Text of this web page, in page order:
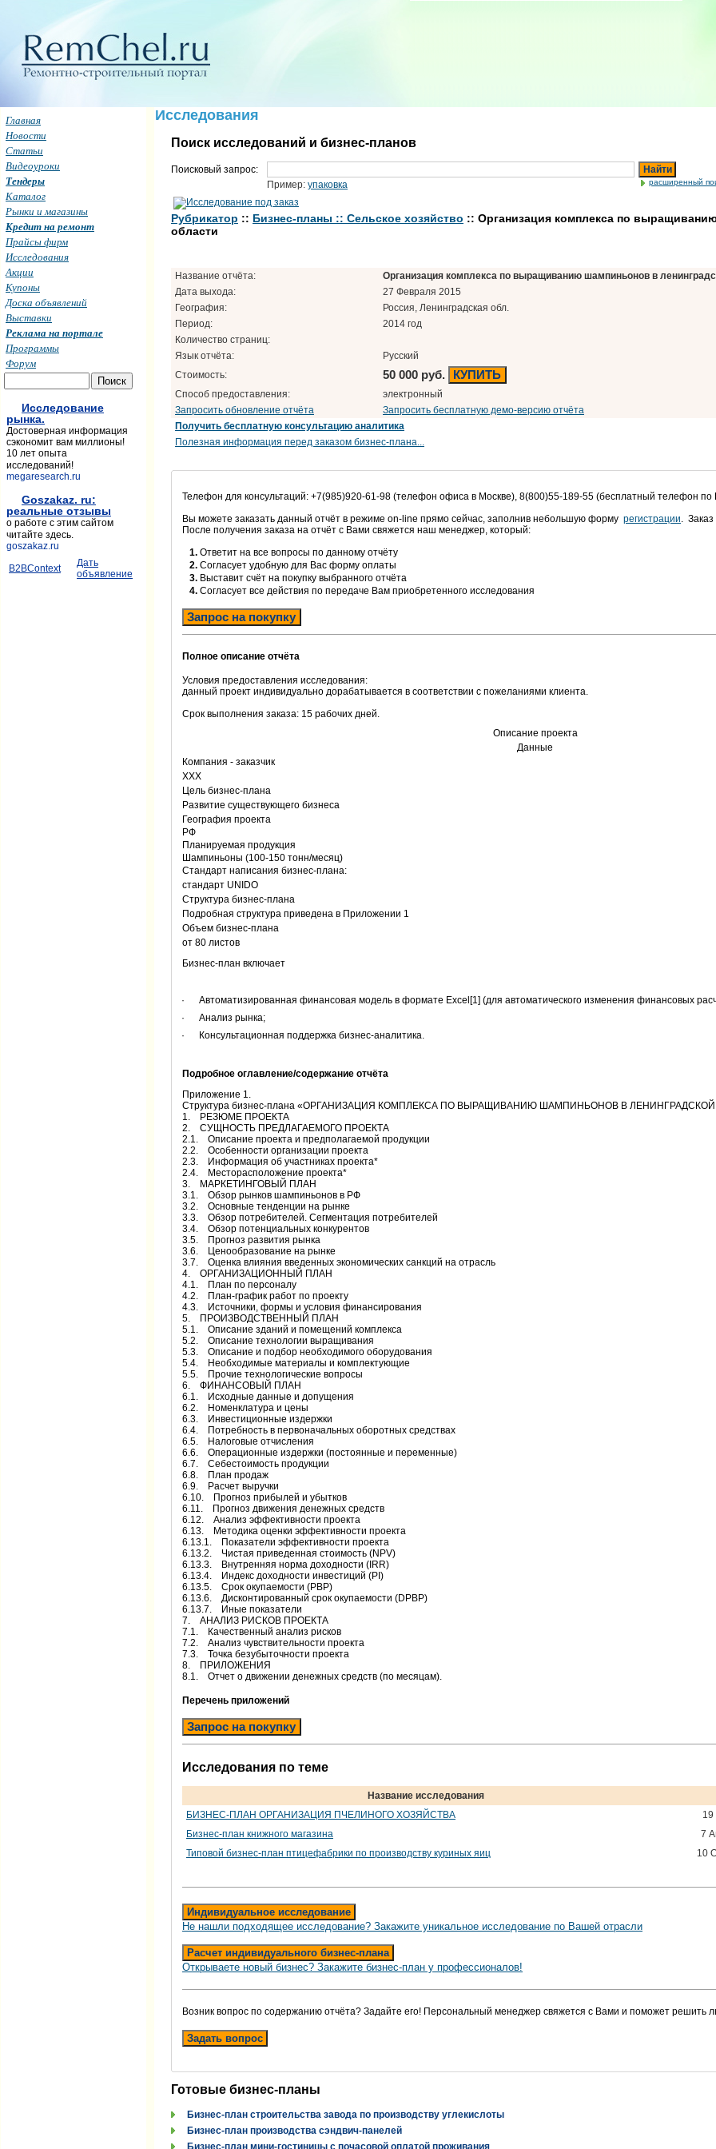
Исследования
Поиск исследований и бизнес-планов
Поисковый запрос:
Найти
Пример: упаковка расширенный
Рубрикатор :: Бизнес-планы :: Сельское хозяйство :: Организация комплекса по
области
Название отчёта:
Организация комплекса по выращиванию шампиньонов в
Дата выхода:
27 Февраля 2015
География:
Россия, Ленинградская обл.
Период:
2014 год
Количество страниц:
Язык отчёта:
Русский
Стоимость:
50 000 руб. КУПИТЬ
Способ предоставления:
электронный
Запросить обновление отчёта
Запросить бесплатную демо-версию отчёта
Получить бесплатную консультацию аналитика
Полезная информация перед заказом бизнес-плана...
Телефон для консультаций: +7(985)920-61-98 (телефон офиса в Москве), 8(800)55-189-55 (бесплатный телефон по
Вы можете заказать данный отчёт в режиме on-line прямо сейчас, заполнив небольшую форму регистрации. Заказ
После получения заказа на отчёт с Вами свяжется наш менеджер, который:
1. Ответит на все вопросы по данному отчёту
2. Согласует удобную для Вас форму оплаты
3. Выставит счёт на покупку выбранного отчёта
4. Согласует все действия по передаче Вам приобретенного исследования
Запрос на покупку
Полное описание отчёта
Условия предоставления исследования:
данный проект индивидуально дорабатывается в соответствии с пожеланиями клиента.
Срок выполнения заказа: 15 рабочих дней.
Описание проекта
Данные
Компания - заказчик
ХХХ
Цель бизнес-плана
Развитие существующего бизнеса
География проекта
РФ
Планируемая продукция
Шампиньоны (100-150 тонн/месяц)
Стандарт написания бизнес-плана:
стандарт UNIDO
Структура бизнес-плана
Подробная структура приведена в Приложении 1
Объем бизнес-плана
от 80 листов
Бизнес-план включает
· Автоматизированная финансовая модель в формате Excel[1] (для автоматического изменения финансовых
· Анализ рынка;
· Консультационная поддержка бизнес-аналитика.
Подробное оглавление/содержание отчёта
Приложение 1.
Структура бизнес-плана «ОРГАНИЗАЦИЯ КОМПЛЕКСА ПО ВЫРАЩИВАНИЮ ШАМПИНЬОНОВ В
1. РЕЗЮМЕ ПРОЕКТА
2. СУЩНОСТЬ ПРЕДЛАГАЕМОГО ПРОЕКТА
2.1. Описание проекта и предполагаемой продукции
2.2. Особенности организации проекта
2.3. Информация об участниках проекта*
2.4. Месторасположение проекта*
3. МАРКЕТИНГОВЫЙ ПЛАН
3.1. Обзор рынков шампиньонов в РФ
3.2. Основные тенденции на рынке
3.3. Обзор потребителей. Сегментация потребителей
3.4. Обзор потенциальных конкурентов
3.5. Прогноз развития рынка
3.6. Ценообразование на рынке
3.7. Оценка влияния введенных экономических санкций на отрасль
4. ОРГАНИЗАЦИОННЫЙ ПЛАН
4.1. План по персоналу
4.2. План-график работ по проекту
4.3. Источники, формы и условия финансирования
5. ПРОИЗВОДСТВЕННЫЙ ПЛАН
5.1. Описание зданий и помещений комплекса
5.2. Описание технологии выращивания
5.3. Описание и подбор необходимого оборудования
5.4. Необходимые материалы и комплектующие
5.5. Прочие технологические вопросы
6. ФИНАНСОВЫЙ ПЛАН
6.1. Исходные данные и допущения
6.2. Номенклатура и цены
6.3. Инвестиционные издержки
6.4. Потребность в первоначальных оборотных средствах
6.5. Налоговые отчисления
6.6. Операционные издержки (постоянные и переменные)
6.7. Себестоимость продукции
6.8. План продаж
6.9. Расчет выручки
6.10. Прогноз прибылей и убытков
6.11. Прогноз движения денежных средств
6.12. Анализ эффективности проекта
6.13. Методика оценки эффективности проекта
6.13.1. Показатели эффективности проекта
6.13.2. Чистая приведенная стоимость (NPV)
6.13.3. Внутренняя норма доходности (IRR)
6.13.4. Индекс доходности инвестиций (PI)
6.13.5. Срок окупаемости (PBP)
6.13.6. Дисконтированный срок окупаемости (DPBP)
6.13.7. Иные показатели
7. АНАЛИЗ РИСКОВ ПРОЕКТА
7.1. Качественный анализ рисков
7.2. Анализ чувствительности проекта
7.3. Точка безубыточности проекта
8. ПРИЛОЖЕНИЯ
8.1. Отчет о движении денежных средств (по месяцам).
Перечень приложений
Запрос на покупку
Исследования по теме
Название исследования
БИЗНЕС-ПЛАН ОРГАНИЗАЦИЯ ПЧЕЛИНОГО ХОЗЯЙСТВА
Бизнес-план книжного магазина
7
Типовой бизнес-план птицефабрики по производству куриных яиц
10
Индивидуальное исследование
Не нашли подходящее исследование? Закажите уникальное исследование по Вашей отрасли
Расчет индивидуального бизнес-плана
Открываете новый бизнес? Закажите бизнес-план у профессионалов!
Возник вопрос по содержанию отчёта? Задайте его! Персональный менеджер свяжется с Вами и поможет решить
Задать вопрос
Готовые бизнес-планы
Бизнес-план строительства завода по производству углекислоты
Бизнес-план производства сэндвич-панелей
Бизнес-план мини-гостиницы с почасовой оплатой проживания
Главная
Новости
Статьи
Видеоуроки
Тендеры
Каталог
Рынки и магазины
Кредит на ремонт
Прайсы фирм
Исследования
Акции
Купоны
Доска объявлений
Выставки
Реклама на портале
Программы
Форум
Исследование
рынка.
Достоверная информация
сэкономит вам миллионы!
10 лет опыта
исследований!
megaresearch.ru
Goszakaz. ru:
реальные отзывы
о работе с этим сайтом
читайте здесь.
goszakaz.ru
B2BContext
Дать
объявление